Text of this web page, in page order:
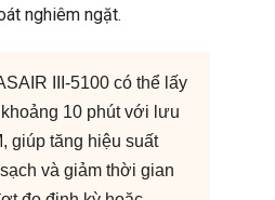
nghiêm ngặt.
III-5100 có thể lấy
khoảng 10 phút với lưu
giúp tăng hiệu suất
và giảm thời gian